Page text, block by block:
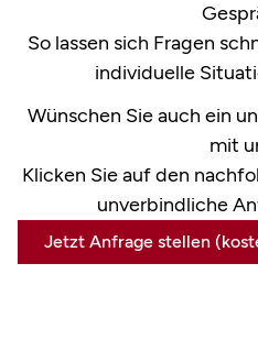
So lassen sich Fragen
individuelle
Wünschen Sie auch ein
mit
Klicken Sie auf den
unverbindliche
Jetzt Anfrage stellen